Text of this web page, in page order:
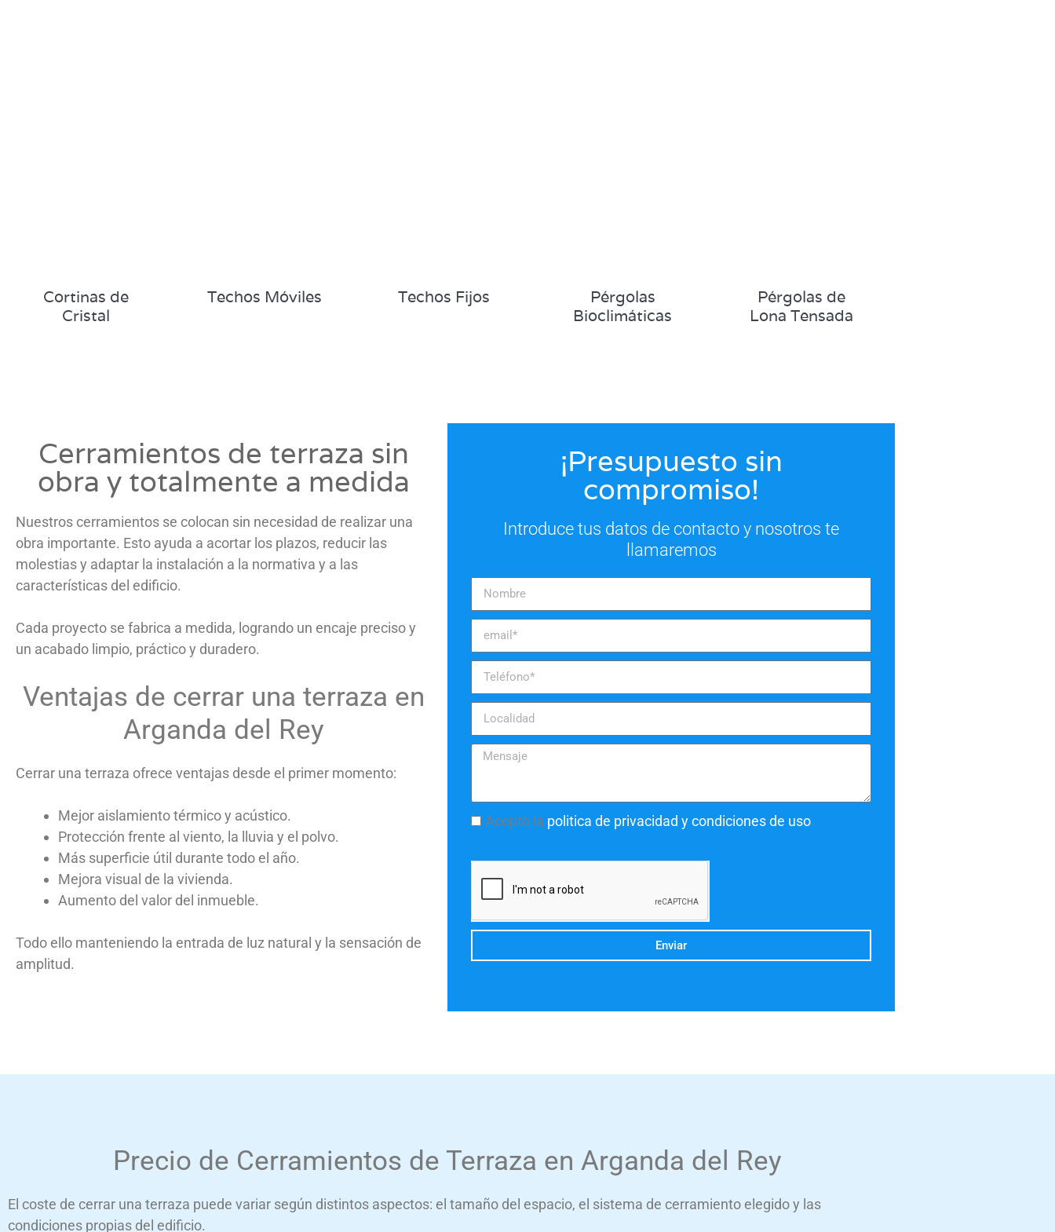
Cortinas de
Cristal
Techos Móviles Techos Fijos
Pérgolas
Bioclimáticas
Pérgolas de
Lona Tensada
Cerramientos de terraza sin
obra y totalmente a medida
Nuestros cerramientos se colocan sin necesidad de realizar una
obra importante. Esto ayuda a acortar los plazos, reducir las
molestias y adaptar la instalación a la normativa y a las
características del edificio.
Cada proyecto se fabrica a medida, logrando un encaje preciso y
un acabado limpio, práctico y duradero.
Ventajas de cerrar una terraza en
Arganda del Rey
Cerrar una terraza ofrece ventajas desde el primer momento:
Mejor aislamiento térmico y acústico.
Protección frente al viento, la lluvia y el polvo.
Más superficie útil durante todo el año.
Mejora visual de la vivienda.
Aumento del valor del inmueble.
Todo ello manteniendo la entrada de luz natural y la sensación de
amplitud.
¡Presupuesto sin
compromiso!
Introduce tus datos de contacto y nosotros te
llamaremos
Acepto la politica de privacidad y condiciones de uso.
Enviar
Precio de Cerramientos de Terraza en Arganda del Rey
El coste de cerrar una terraza puede variar según distintos aspectos: el tamaño del espacio, el sistema de cerramiento elegido y las
condiciones propias del edificio.